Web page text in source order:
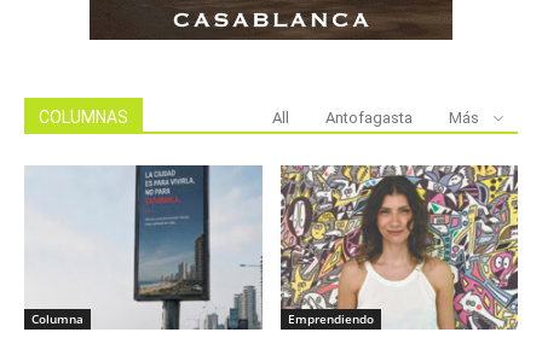
COLUMNAS All Antofagasta Más
Columna Emprendiendo